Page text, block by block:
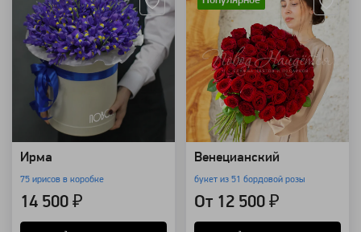
Ирма
75 ирисов в коробке
14 500 ₽
Венецианский
букет из 51 бордовой розы
От 12 500 ₽